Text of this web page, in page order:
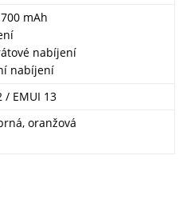
mAh
nabíjení
nabíjení
/ EMUI 13
oranžová